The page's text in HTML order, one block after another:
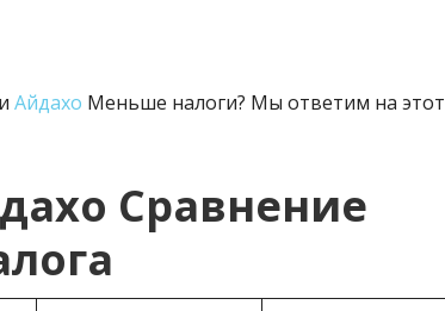
Айдахо Меньше налоги? Мы ответим на этот
Сравнение